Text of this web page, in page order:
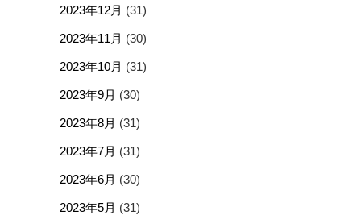
2023年12月 (31)
2023年11月 (30)
2023年10月 (31)
2023年9月 (30)
2023年8月 (31)
2023年7月 (31)
2023年6月 (30)
2023年5月 (31)